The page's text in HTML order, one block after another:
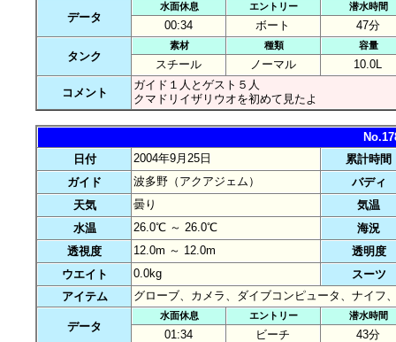
データ
水面休息 エントリー 潜水時間
00:34 ボート 47分
タンク
素材 種類 容量
スチール ノーマル 10.0L
コメント
ガイド１人とゲスト５人
クマドリイザリウオを初めて見たよ
日付
2004年9月25日
累計時間
ガイド
波多野（アクアジェム）
バディ
天気
曇り
気温
水温
26.0℃ ～ 26.0℃
海況
透視度
12.0m ～ 12.0m
透明度
ウエイト
0.0kg
スーツ
アイテム
グローブ、カメラ、ダイブコンピュータ、ナイフ
データ
水面休息 エントリー 潜水時間
01:34 ビーチ 43分